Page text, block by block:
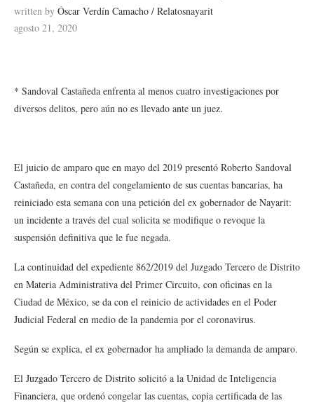
written by Óscar Verdín Camacho / Relatosnayarit
agosto 21, 2020
* Sandoval Castañeda enfrenta al menos cuatro investigaciones por
diversos delitos, pero aún no es llevado ante un juez.
El juicio de amparo que en mayo del 2019 presentó Roberto Sandoval
Castañeda, en contra del congelamiento de sus cuentas bancarias, ha
reiniciado esta semana con una petición del ex gobernador de Nayarit:
un incidente a través del cual solicita se modifique o revoque la
suspensión definitiva que le fue negada.
La continuidad del expediente 862/2019 del Juzgado Tercero de Distrito
en Materia Administrativa del Primer Circuito, con oficinas en la
Ciudad de México, se da con el reinicio de actividades en el Poder
Judicial Federal en medio de la pandemia por el coronavirus.
Según se explica, el ex gobernador ha ampliado la demanda de amparo.
El Juzgado Tercero de Distrito solicitó a la Unidad de Inteligencia
Financiera, que ordenó congelar las cuentas, copia certificada de las